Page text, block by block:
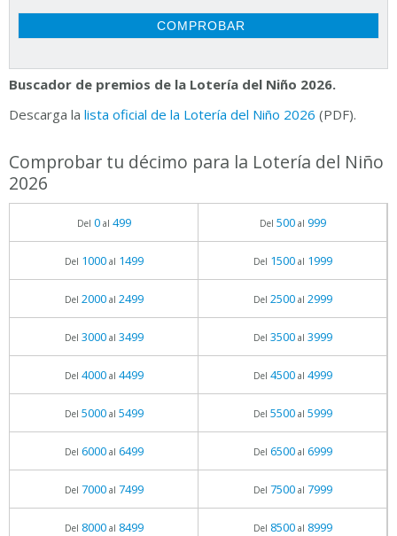
Buscador de premios de la Lotería del Niño 2026.
Descarga la lista oficial de la Lotería del Niño 2026 (PDF).
Comprobar tu décimo para la Lotería del Niño
2026
Del 0al 499 Del 500al 999
Del 1000al 1499 Del 1500al 1999
Del 2000al 2499 Del 2500al 2999
Del 3000al 3499 Del 3500al 3999
Del 4000al 4499 Del 4500al 4999
Del 5000al 5499 Del 5500al 5999
Del 6000al 6499 Del 6500al 6999
Del 7000al 7499 Del 7500al 7999
Del 8000al 8499 Del 8500al 8999